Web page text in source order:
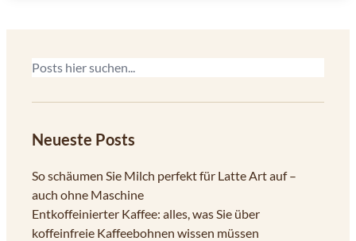
Neueste Posts
So schäumen Sie Milch perfekt für Latte Art auf –
auch ohne Maschine
Entkoffeinierter Kaffee: alles, was Sie über
koffeinfreie Kaffeebohnen wissen müssen